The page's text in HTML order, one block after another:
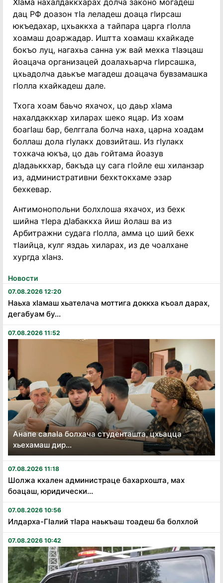
Новости
07.08.2026 12:20
Наьха хӏамаш хьателача моттига доккха къоал дарах,
дегабуам бу...
07.08.2026 11:52
Анапе салаӏа болхача студенташта, цхьацца
хьехамаш дир...
07.08.2026 11:18
Шолжа кхален администраце бахархошта, мах
боацаш, юридически...
07.08.2026 10:56
Илдарха-Гӏалий тӏара наькъаш тоадеш ба болхлой
07.08.2026 10:42
дац РФ доазон тӀа леладеш доаца гӏирсаш
юкъедахар, цхьаккха а тайпара царга гӏолла
хоамаш доаржадар. Иштта хоамаш кхайкаде
бокъо луц, нагахьа санна уж вай мехка тӀаэцаш
йоацача организацей доалахьарча гӏирсашка,
цхьадолча даькъе магадеш доацача бувзамашка
гӏолла кхайкадеш дале.
Тхога хоам баьчо яхачох, цо даьр хӏама
нахалдаккхар хиларах шеко яцар. Из хоам
боагӀаш бар, белггала болча наха, царна хоадам
боллаш дола гӏулакх довзийташ. Из гӀулакх
тохкача юкъа, цо даь гойтама йоазув
дӏадаьккхар, бакъда цу сага гӏойле еш хиланзар
из, административни бехктокхаме эзар
бехкевар.
Антимонопольни болхлоша яхачох, из бехк
шийна тӏера дӏабаккха йиш йолаш ва из
Арбитражни судага гӏолла, амма цо ший бехк
тӀаийца, кулг яздаь хиларах, из де чоалхане
хургда хӏанз.